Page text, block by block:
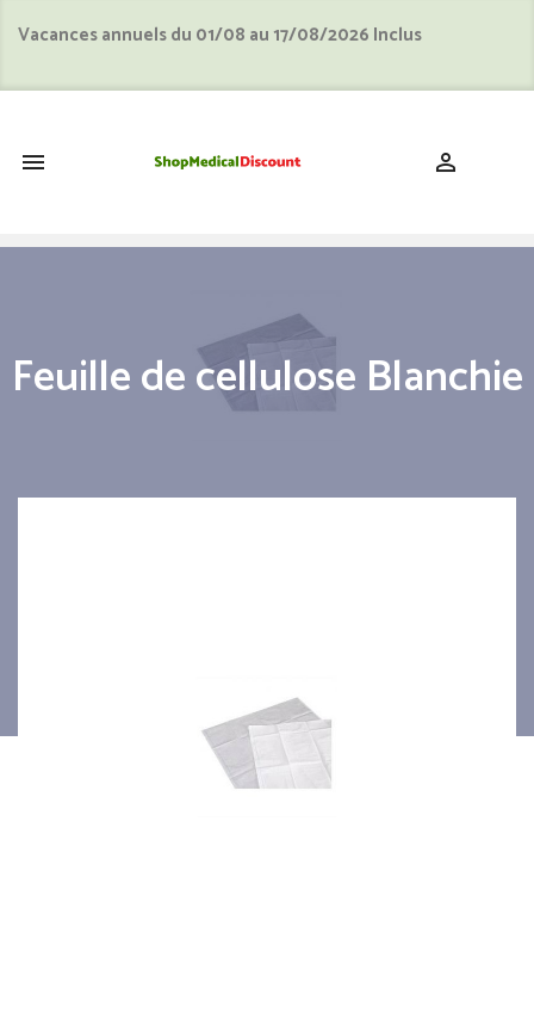
Vacances annuels du 01/08 au 17/08/2026 Inclus
 
Feuille de cellulose Blanchie